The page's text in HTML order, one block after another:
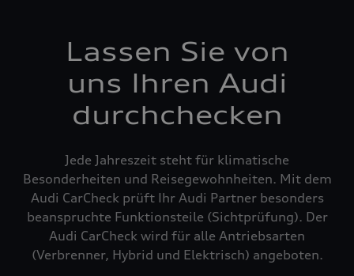
Lassen Sie von
uns Ihren Audi
durchchecken
Jede Jahreszeit steht für klimatische
Besonderheiten und Reisegewohnheiten. Mit dem
Audi CarCheck prüft Ihr Audi Partner besonders
beanspruchte Funktionsteile (Sichtprüfung). Der
Audi CarCheck wird für alle Antriebsarten
(Verbrenner, Hybrid und Elektrisch) angeboten.